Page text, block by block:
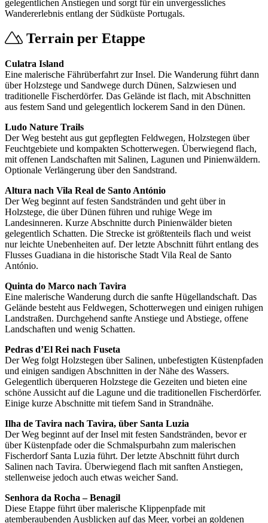
gelegentlichen Anstiegen und sorgt für ein unvergessliches
Wandererlebnis entlang der Südküste Portugals.
Terrain per Etappe
Culatra Island
Eine malerische Fährüberfahrt zur Insel. Die Wanderung führt dann
über Holzstege und Sandwege durch Dünen, Salzwiesen und
traditionelle Fischerdörfer. Das Gelände ist flach, mit Abschnitten
aus festem Sand und gelegentlich lockerem Sand in den Dünen.
Ludo Nature Trails
Der Weg besteht aus gut gepflegten Feldwegen, Holzstegen über
Feuchtgebiete und kompakten Schotterwegen. Überwiegend flach,
mit offenen Landschaften mit Salinen, Lagunen und Pinienwäldern.
Optionale Verlängerung über den Sandstrand.
Altura nach Vila Real de Santo António
Der Weg beginnt auf festen Sandstränden und geht über in
Holzstege, die über Dünen führen und ruhige Wege im
Landesinneren. Kurze Abschnitte durch Pinienwälder bieten
gelegentlich Schatten. Die Strecke ist größtenteils flach und weist
nur leichte Unebenheiten auf. Der letzte Abschnitt führt entlang des
Flusses Guadiana in die historische Stadt Vila Real de Santo
António.
Quinta do Marco nach Tavira
Eine malerische Wanderung durch die sanfte Hügellandschaft. Das
Gelände besteht aus Feldwegen, Schotterwegen und einigen ruhigen
Landstraßen. Durchgehend sanfte Anstiege und Abstiege, offene
Landschaften und wenig Schatten.
Pedras d’El Rei nach Fuseta
Der Weg folgt Holzstegen über Salinen, unbefestigten Küstenpfaden
und einigen sandigen Abschnitten in der Nähe des Wassers.
Gelegentlich überqueren Holzstege die Gezeiten und bieten eine
schöne Aussicht auf die Lagune und die traditionellen Fischerdörfer.
Einige kurze Abschnitte mit tiefem Sand in Strandnähe.
Ilha de Tavira nach Tavira, über Santa Luzia
Der Weg beginnt auf der Insel mit festen Sandstränden, bevor er
über Küstenpfade oder die Schmalspurbahn zum malerischen
Fischerdorf Santa Luzia führt. Der letzte Abschnitt führt durch
Salinen nach Tavira. Überwiegend flach mit sanften Anstiegen,
stellenweise jedoch auch etwas weicher Sand.
Senhora da Rocha – Benagil
Diese Etappe führt über malerische Klippenpfade mit
atemberaubenden Ausblicken auf das Meer, vorbei an goldenen